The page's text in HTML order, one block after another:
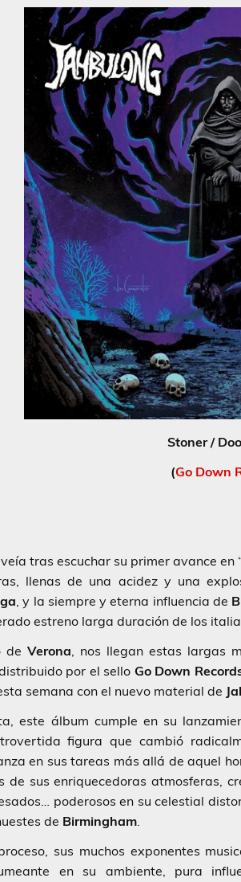
Stoner /
(Go Down
tras escuchar su primer avance en
llenas de una acidez y una
, y la siempre y eterna influencia de
estreno larga duración de los
de Verona, nos llegan estas largas
por el sello Go Down
semana con el nuevo material de
este álbum cumple en su
figura que cambió
en sus tareas más allá de aquel
de sus enriquecedoras atmosferas,
poderosos en su celestial
de Birmingham.
sus muchos exponentes
en su ambiente, pura